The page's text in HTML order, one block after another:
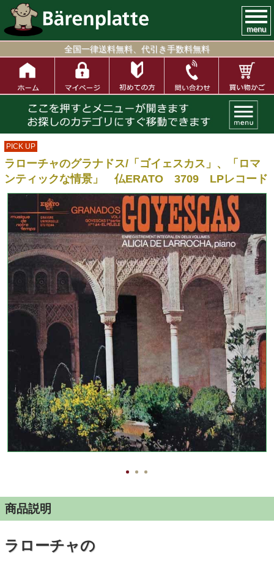
menu
全国一律送料無料、代引き手数料無料
PICK UP
ラローチャのグラナドス/「ゴイェスカス」、「ロマ
ンティックな情景」 仏ERATO 3709 LPレコード
商品説明
ラローチャの